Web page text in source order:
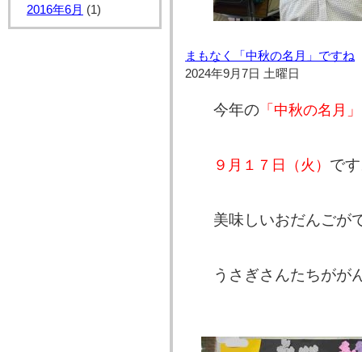
2016年6月 (1)
まもなく「中秋の名月」ですね
2024年9月7日 土曜日
今年の「中秋の名月
９月１７日（火） で
美味しいおだんごが
うさぎさんたちがが